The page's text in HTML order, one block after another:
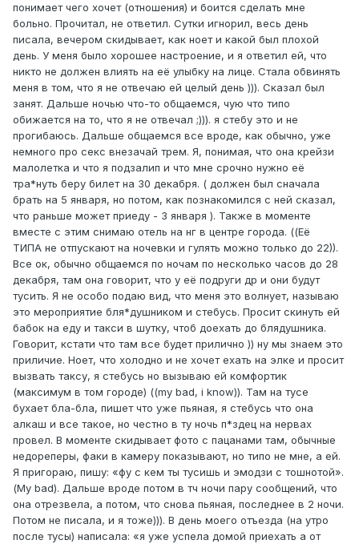
понимает чего хочет (отношения) и боится сделать мне
больно. Прочитал, не ответил. Сутки игнорил, весь день
писала, вечером скидывает, как ноет и какой был плохой
день. У меня было хорошее настроение, и я ответил ей, что
никто не должен влиять на её улыбку на лице. Стала обвинять
меня в том, что я не отвечаю ей целый день ))). Сказал был
занят. Дальше ночью что-то общаемся, чую что типо
обижается на то, что я не отвечал ;))). я стебу это и не
прогибаюсь. Дальше общаемся все вроде, как обычно, уже
немного про секс внезачай трем. Я, понимая, что она крейзи
малолетка и что я подзалип и что мне срочно нужно её
тра*нуть беру билет на 30 декабря. ( должен был сначала
брать на 5 января, но потом, как познакомился с ней сказал,
что раньше может приеду - 3 января ). Также в моменте
вместе с этим снимаю отель на нг в центре города. ((Её
ТИПА не отпускают на ночевки и гулять можно только до 22)).
Все ок, обычно общаемся по ночам по несколько часов до 28
декабря, там она говорит, что у её подруги др и они будут
тусить. Я не особо подаю вид, что меня это волнует, называю
это мероприятие бля*душником и стебусь. Просит скинуть ей
бабок на еду и такси в шутку, чтоб доехать до блядушника.
Говорит, кстати что там все будет прилично )) ну мы знаем это
приличие. Ноет, что холодно и не хочет ехать на элке и просит
вызвать таксу, я стебусь но вызываю ей комфортик
(максимум в том городе) ((my bad, i know)). Там на тусе
бухает бла-бла, пишет что уже пьяная, я стебусь что она
алкаш и все такое, но честно в ту ночь п*здец на нервах
провел. В моменте скидывает фото с пацанами там, обычные
недореперы, факи в камеру показывают, но типо не мне, а ей.
Я пригораю, пишу: «фу с кем ты тусишь и эмодзи с тошнотой».
(My bad). Дальше вроде потом в тч ночи пару сообщений, что
она отрезвела, а потом, что снова пьяная, последнее в 2 ночи.
Потом не писала, и я тоже))). В день моего отъезда (на утро
после тусы) написала: «я уже успела домой приехать а от